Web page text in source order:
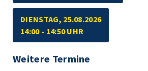
DIENSTAG, 25.08.2026
14:00 - 14:50 UHR
Weitere Termine